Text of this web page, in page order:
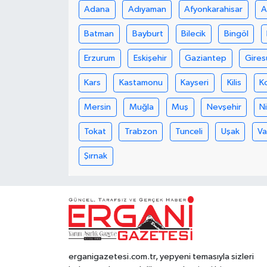
Adana Adıyaman Afyonkarahisar
Batman Bayburt Bilecik Bingöl
Erzurum Eskişehir Gaziantep
Kars Kastamonu Kayseri Kilis
Mersin Muğla Muş Nevşehir
Tokat Trabzon Tunceli Uşak
Şırnak
erganigazetesi.com.tr, yepyeni temasıyla sizleri